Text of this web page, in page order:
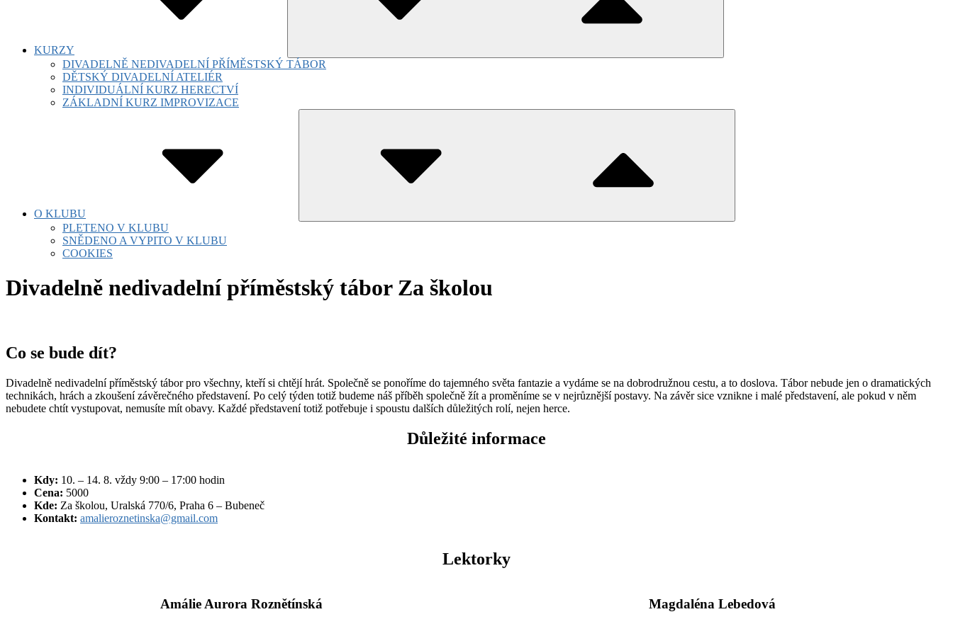
KURZY
DIVADELNĚ NEDIVADELNÍ PŘÍMĚSTSKÝ TÁBOR
DĚTSKÝ DIVADELNÍ ATELIÉR
INDIVIDUÁLNÍ KURZ HERECTVÍ
ZÁKLADNÍ KURZ IMPROVIZACE
O KLUBU
PLETENO V KLUBU
SNĚDENO A VYPITO V KLUBU
COOKIES
Divadelně nedivadelní příměstský tábor Za školou
Co se bude dít?
Divadelně nedivadelní příměstský tábor pro všechny, kteří si chtějí hrát. Společně se ponoříme do tajemného světa fantazie a vydáme se na dobrodružnou cestu, a to doslova. Tábor nebude jen o dramatických
technikách, hrách a zkoušení závěrečného představení. Po celý týden totiž budeme náš příběh společně žít a proměníme se v nejrůznější postavy. Na závěr sice vznikne i malé představení, ale pokud v něm
nebudete chtít vystupovat, nemusíte mít obavy. Každé představení totiž potřebuje i spoustu dalších důležitých rolí, nejen herce.
Důležité informace
Kdy: 10. – 14. 8. vždy 9:00 – 17:00 hodin
Cena: 5000
Kde: Za školou, Uralská 770/6, Praha 6 – Bubeneč
Kontakt: amalieroznetinska@gmail.com
Lektorky
Amálie Aurora Roznětínská Magdaléna Lebedová